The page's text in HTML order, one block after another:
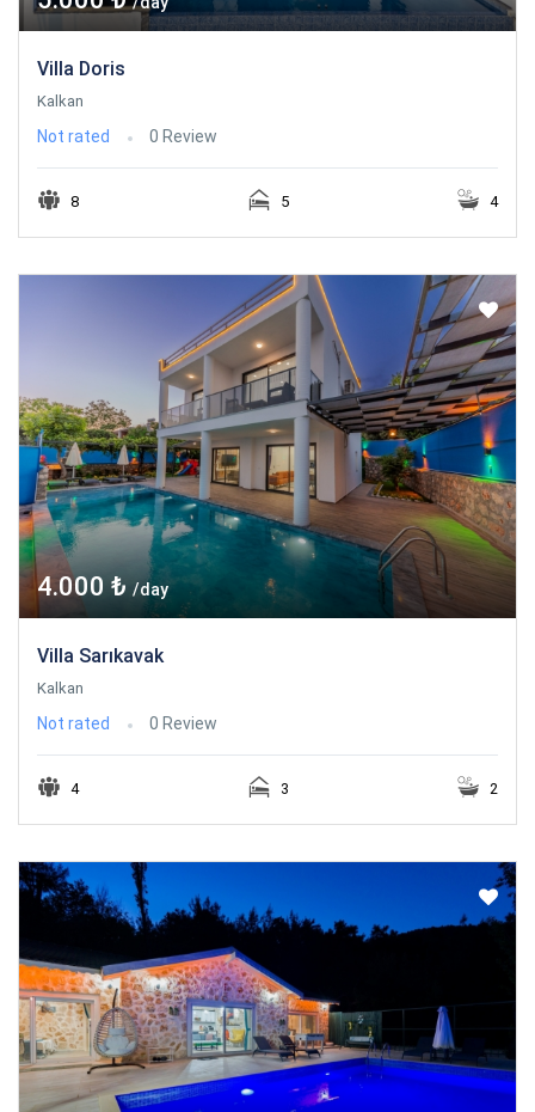
Villa Doris
Kalkan
Not rated 0 Review
8 5 4
4.000 ₺ /day
Villa Sarıkavak
Kalkan
Not rated 0 Review
4 3 2